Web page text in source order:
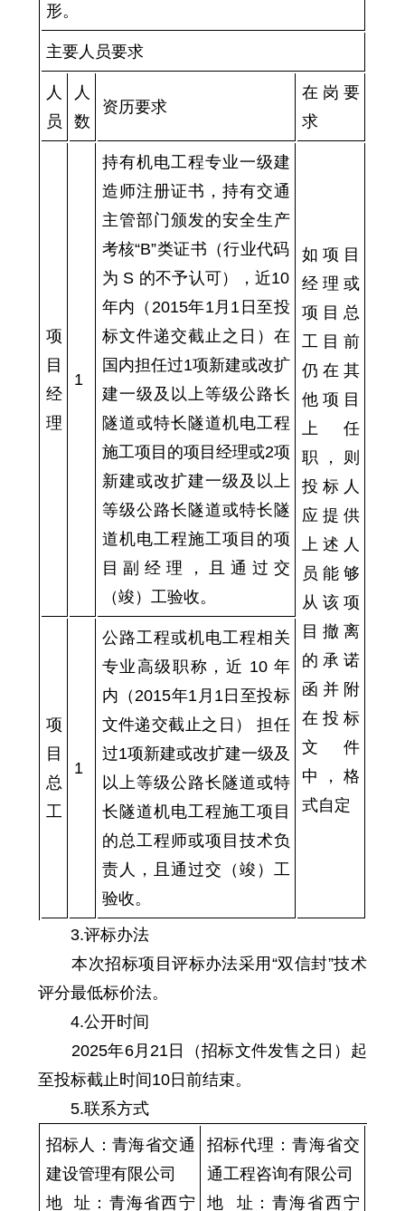
形。
主要人员要求
人
员
人
数
资历要求
在岗要
求
项
目
经
理
1
持有机电工程专业一级建
造师注册证书，持有交通
主管部门颁发的安全生产
考核“B”类证书（行业代码
为 S 的不予认可），近10
年内（2015年1月1日至投
标文件递交截止之日）在
国内担任过1项新建或改扩
建一级及以上等级公路长
隧道或特长隧道机电工程
施工项目的项目经理或2项
新建或改扩建一级及以上
等级公路长隧道或特长隧
道机电工程施工项目的项
目副经理，且通过交
（竣）工验收。
如项目
经理或
项目总
工目前
仍在其
他项目
上任
职，则
投标人
应提供
上述人
员能够
从该项
目撤离
的承诺
函并附
在投标
文件
中，格
式自定
项
目
总
工
1
公路工程或机电工程相关
专业高级职称，近 10 年
内（2015年1月1日至投标
文件递交截止之日） 担任
过1项新建或改扩建一级及
以上等级公路长隧道或特
长隧道机电工程施工项目
的总工程师或项目技术负
责人，且通过交（竣）工
验收。
3.评标办法
本次招标项目评标办法采用 “双信封”技术
评分最低标价法。
4.公开时间
2025年6月 21 日（招标文件发售之日） 起
至投标截止时间10日前结束。
5.联系方式
招标人：青海省交通
建设管理有限公司
地 址：青海省西宁
招标代理：青海省交
通工程咨询有限公司
地 址：青海省西宁